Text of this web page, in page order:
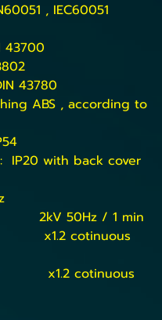
, IEC60051
43700
43780
ABS , according to
IP20 with back cover
2kV 50Hz / 1 min
x1.2 cotinuous
x1.2 cotinuous